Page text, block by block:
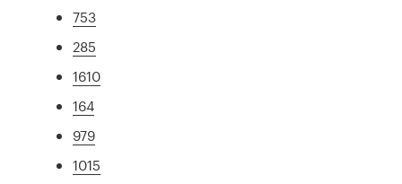
753
285
1610
164
979
1015